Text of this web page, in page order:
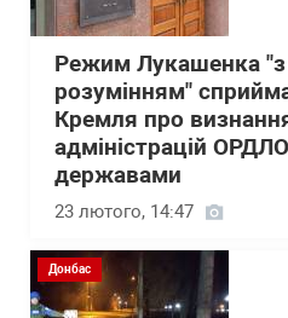
Режим Лукашенка "з
розумінням"
Кремля про
адміністрацій
державами
23 лютого, 14:47
Донбас